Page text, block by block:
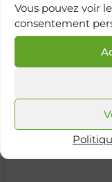
Vous pouvez voir
consentement